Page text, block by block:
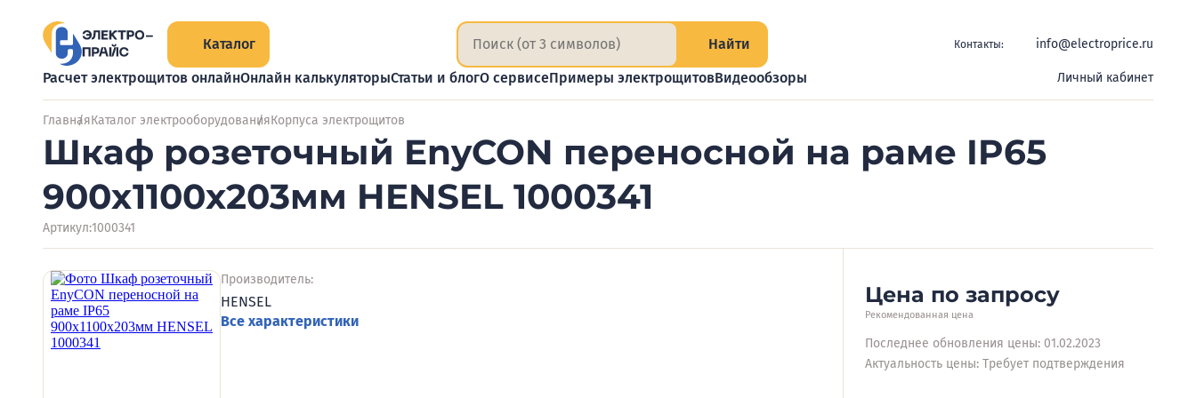
Каталог Найти Контакты: info@electroprice.ru
Расчет электрощитов онлайнОнлайн калькуляторыСтатьи и блогО сервисеПримеры электрощитовВидеообзоры Личный кабинет
ГлавнаяКаталог электрооборудованияКорпуса электрощитов
Шкаф розеточный EnyCON переносной на раме IP65
900х1100х203мм HENSEL 1000341
Артикул:1000341
Производитель:
HENSEL
Все характеристики
Цена по запросу
Рекомендованная цена
Последнее обновления цены: 01.02.2023
Актуальность цены: Требует подтверждения